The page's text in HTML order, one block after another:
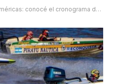
el cronograma de un evento único en la playa Arazaty